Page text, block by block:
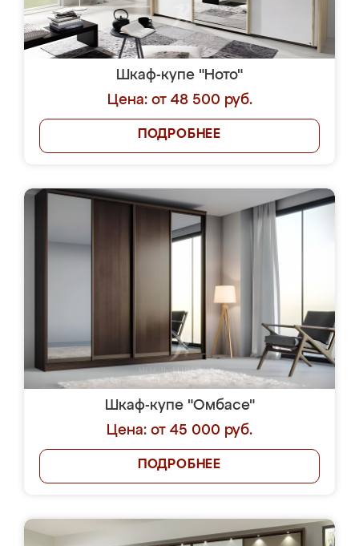
Шкаф-купе "Ното"
Цена: от 48 500 руб.
ПОДРОБНЕЕ
Шкаф-купе "Омбасе"
Цена: от 45 000 руб.
ПОДРОБНЕЕ